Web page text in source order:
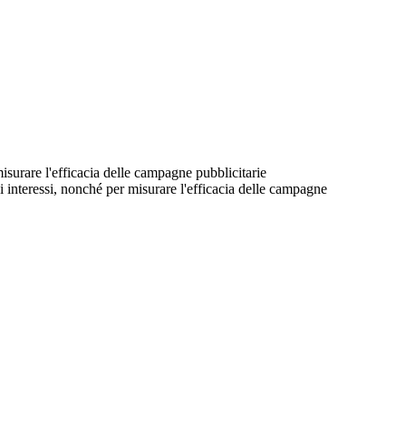
l'efficacia delle campagne pubblicitarie
nonché per misurare l'efficacia delle campagne